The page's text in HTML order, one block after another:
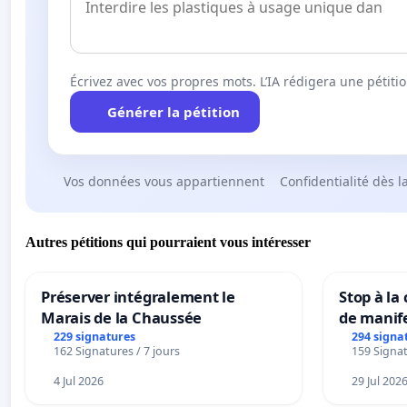
Écrivez avec vos propres mots. L’IA rédigera une
Générer la pétition
Vos données vous appartiennent Confidentialité dès
Autres pétitions qui pourraient vous intéresser
Préserver intégralement le
Marais de la Chaussée
229 signatures
162 Signatures / 7 jours
4 Jul 2026
Stop à
de
294
159
29 Jul 2026